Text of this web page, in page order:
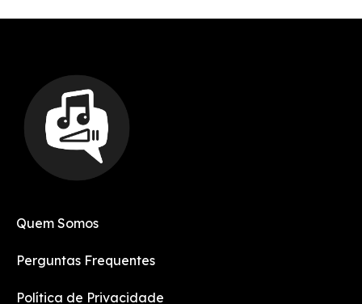
Quem Somos
Perguntas Frequentes
Política de Privacidade